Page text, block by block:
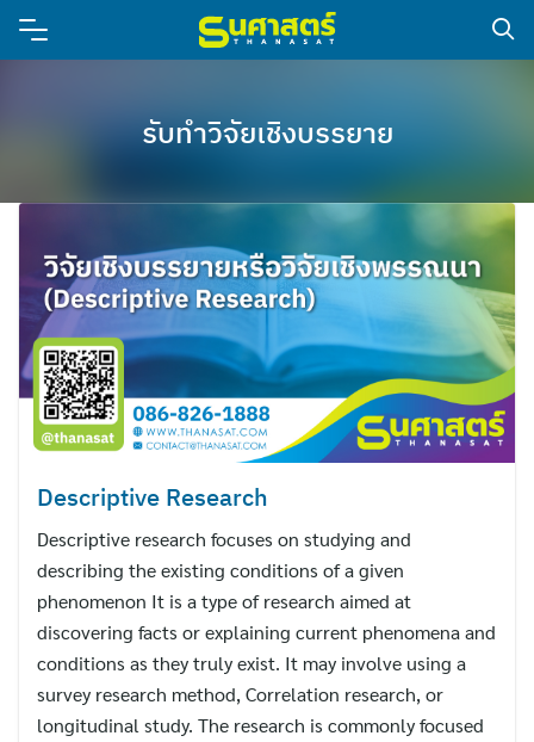
ไทย
English
รับทำวิจัยเชิงบรรยาย
Descriptive Research
Descriptive research focuses on studying and
describing the existing conditions of a given
phenomenon It is a type of research aimed at
discovering facts or explaining current phenomena and
conditions as they truly exist. It may involve using a
survey research method, Correlation research, or
longitudinal study. The research is commonly focused